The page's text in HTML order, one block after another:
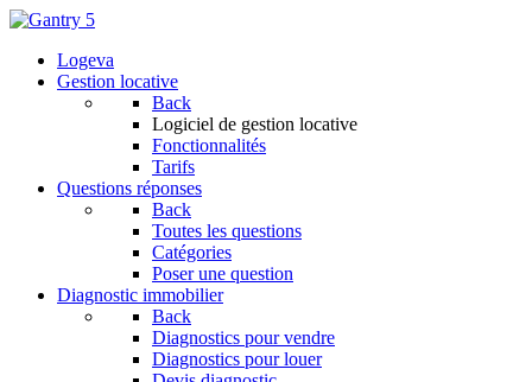
Logeva
Gestion locative
Back
Logiciel de gestion locative
Fonctionnalités
Tarifs
Questions réponses
Back
Toutes les questions
Catégories
Poser une question
Diagnostic immobilier
Back
Diagnostics pour vendre
Diagnostics pour louer